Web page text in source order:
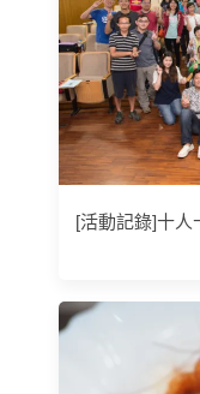
[活動記錄]十人